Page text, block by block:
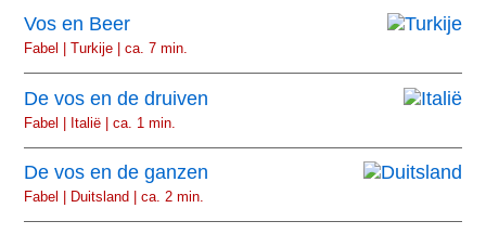
Vos en Beer
Fabel | Turkije | ca. 7 min.
De vos en de druiven
Fabel | Italië | ca. 1 min.
De vos en de ganzen
Fabel | Duitsland | ca. 2 min.